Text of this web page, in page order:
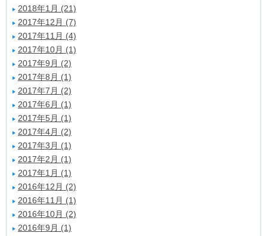
2018年1月 (21)
2017年12月 (7)
2017年11月 (4)
2017年10月 (1)
2017年9月 (2)
2017年8月 (1)
2017年7月 (2)
2017年6月 (1)
2017年5月 (1)
2017年4月 (2)
2017年3月 (1)
2017年2月 (1)
2017年1月 (1)
2016年12月 (2)
2016年11月 (1)
2016年10月 (2)
2016年9月 (1)